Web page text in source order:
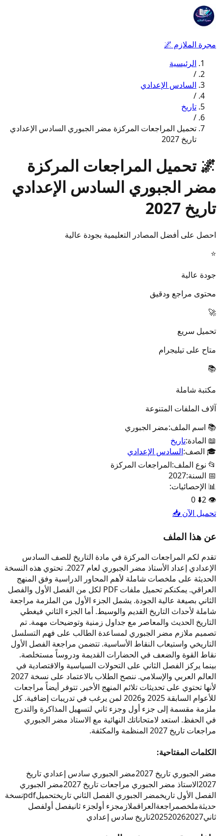
مجرة الملازم 🌌
الرئيسية
/
السادس الإعدادي
/
تاريخ
/
تحميل المراجعات المركزة مضر الجبوري السادس الإعدادي
تاريخ 2027
🌌 تحميل المراجعات المركزة
مضر الجبوري السادس الإعدادي
تاريخ 2027
احصل على أفضل المصادر التعليمية بجودة عالية
⭐
جودة عالية
محتوى مراجع ودقيق
🚀
تحميل سريع
متاح على تيليجرام
📚
مكتبة شاملة
آلاف الملفات المتنوعة
📚 اسم الملف:مضر الجبوري
📖 المادة:تاريخ
🎓 الصف:السادس الإعدادي
📂 نوع الملف:المراجعات المركزة
📅 السنة:2027
📊 الإحصائيات:
👁️
2
⬇️
0
تحميل الآن 📥
عن هذا الملف
تقدم لكم المراجعات المركزة في مادة التاريخ للصف السادس
الإعدادي إعداد الأستاذ مضر الجبوري لعام 2027. تحتوي هذه النسخة
الحديثة على ملخصات شاملة لأهم المحاور الدراسية وفق المنهج
العراقي. يمكنكم تحميل ملفات PDF لكل من الفصل الأول والفصل
الثاني بصيغة عالية الجودة. يشمل الجزء الأول من الملزمة مراجعة
شاملة لأحداث التاريخ القديم والوسيط. أما الجزء الثاني فيغطي
التاريخ الحديث والمعاصر مع جداول زمنية وتوضيحات مهمة. تم
تصميم ملازم مضر الجبوري لمساعدة الطالب على فهم التسلسل
التاريخي واستيعاب النقاط الأساسية. تتضمن مراجعة الفصل الأول
نقاط القوة والضعف في الحضارات القديمة ودروساً مستخلصة.
بينما يركز الفصل الثاني على التحولات السياسية والاقتصادية في
العالم العربي والإسلامي. ننصح الطلاب بالاعتماد على نسخة 2027
لأنها تحتوي على تحديثات تلائم المنهج الأخير. تتوفر أيضاً مراجعات
للأعوام السابقة 2025 و2026 لمن يرغب في تدريبات إضافية. كل
ملزمة مقسمة إلى جزء أول وجزء ثاني لتسهيل المذاكرة والتدرج
في الحفظ. استعد لامتحاناتك النهائية مع الاستاذ مضر الجبوري
مراجعات تاريخ 2027 المنظمة والمكثفة.
الكلمات المفتاحية:
مضر الجبوري تاريخ 2027
مضر الجبوري سادس إعدادي تاريخ
2027الاستاذ مضر الجبوري مراجعات تاريخ 2027
مضر الجبوري
الفصل الأول تاريخمضر الجبوري الفصل الثاني تاريختحميلpdfنسخة
حديثةملخصمراجعةالعراقملازمجزء أولجزء ثانيفصل أولفصل
ثاني
202520262027 تاريخ سادس إعدادي